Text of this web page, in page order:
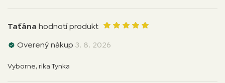
Taťána hodnotí produkt
Overený nákup 3. 8. 2026
Vyborne, rika Tynka